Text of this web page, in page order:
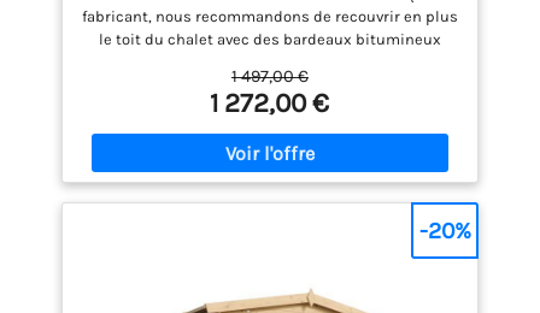
Rangement Outils et vélos- TIMBELA
M332
fabricant, nous recommandons de recouvrir en plus
le toit du chalet avec des bardeaux bitumineux
design exclusif de la maison. Vous trouverez la
sélection de bardeaux avec la description du
produit GRAND ABRI DE JARDIN. Un grand espace de
rangement avec une surface intérieure de 8 m2 et
un plafond de 246 cm. Beaucoup d'espace pour
ranger les outils, les vélos, les jouets et les
tondeuses à gazon. Désencombrez votre jardin pour
de bon et profitez plus que jamais de votre espace
NUMÉRO DE TÉLÉPHONE PORTABLE LORS DE LA
1 497,00 €
1 272,00 €
-20%